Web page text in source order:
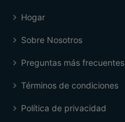
Hogar
Sobre Nosotros
Preguntas más frecuentes
Términos de condiciones
Política de privacidad